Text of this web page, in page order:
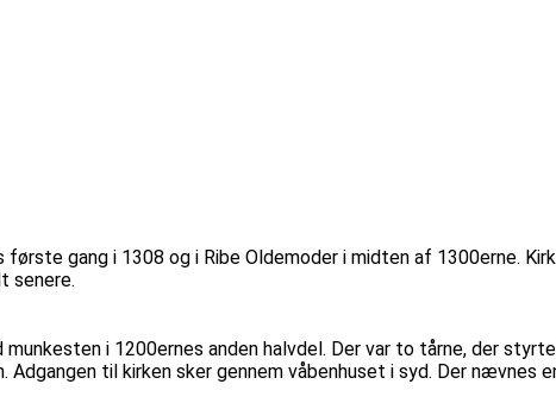
gang i 1308 og i Ribe Oldemoder i midten af 1300erne.
senere.
i 1200ernes anden halvdel. Der var to tårne, der
til kirken sker gennem våbenhuset i syd. Der nævnes